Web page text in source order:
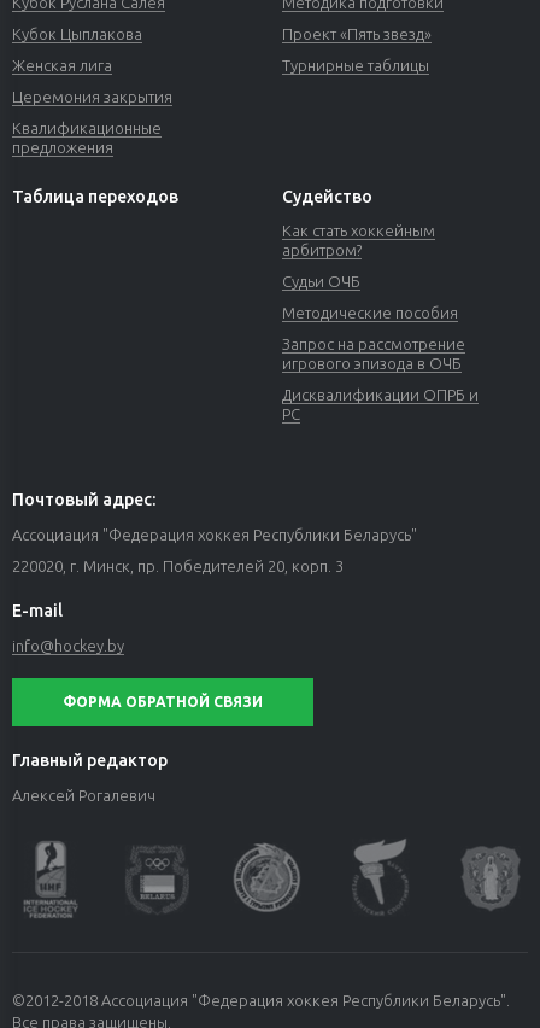
Кубок Цыплакова
Женская лига
Церемония закрытия
Квалификационные
предложения
Проект «Пять звезд»
Турнирные таблицы
Таблица переходов Судейство
Как стать хоккейным
арбитром?
Судьи ОЧБ
Методические пособия
Запрос на рассмотрение
игрового эпизода в ОЧБ
Дисквалификации ОПРБ и
РС
Почтовый адрес:
Ассоциация "Федерация хоккея Республики Беларусь"
220020, г. Минск, пр. Победителей 20, корп. 3
E-mail
info@hockey.by
ФОРМА ОБРАТНОЙ СВЯЗИ
Главный редактор
Алексей Рогалевич
©2012-2018 Ассоциация "Федерация хоккея Республики Беларусь".
Все права защищены.